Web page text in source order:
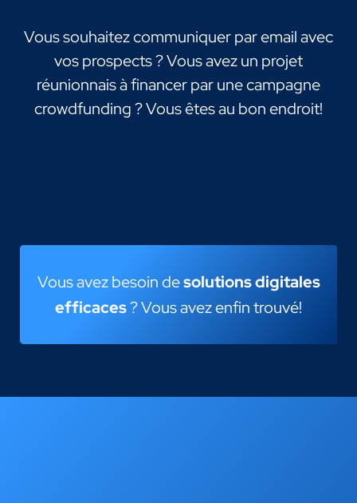
Vous souhaitez communiquer par email avec
vos prospects ? Vous avez un projet
réunionnais à financer par une campagne
crowdfunding ? Vous êtes au bon endroit!
Vous avez besoin desolutions digitales
efficaces? Vous avez enfin trouvé!